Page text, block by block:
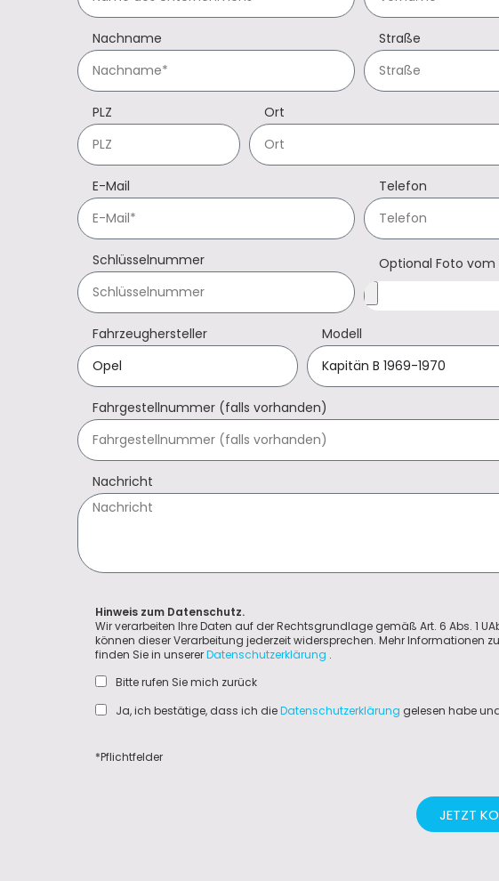
Nachname Straße
PLZ Ort
E-Mail Telefon
Schlüsselnummer Optional Foto vom
Fahrzeughersteller Modell
Fahrgestellnummer (falls vorhanden)
Nachricht
Hinweis zum Datenschutz.
Wir verarbeiten Ihre Daten auf der Rechtsgrundlage gemäß Art. 6 Abs. 1
können dieser Verarbeitung jederzeit widersprechen. Mehr Informationen
finden Sie in unsererDatenschutzerklärung .
Bitte rufen Sie mich zurück
Ja, ich bestätige, dass ich dieDatenschutzerklärung gelesen habe
*Pflichtfelder